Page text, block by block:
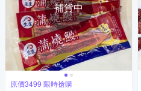
補貨中
原價3499 限時搶購